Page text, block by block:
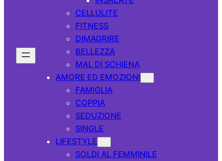
CELLULITE
FITNESS
DIMAGRIRE
BELLEZZA
MAL DI SCHIENA
AMORE ED EMOZIONI
FAMIGLIA
COPPIA
SEDUZIONE
SINGLE
LIFESTYLE
SOLDI AL FEMMINILE